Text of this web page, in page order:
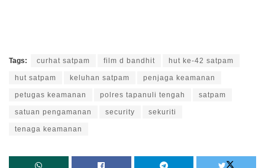
Tags: curhat satpam film d bandhit hut ke-42 satpam
hut satpam keluhan satpam penjaga keamanan
petugas keamanan polres tapanuli tengah satpam
satuan pengamanan security sekuriti
tenaga keamanan